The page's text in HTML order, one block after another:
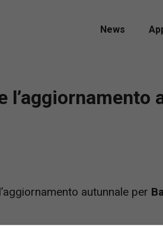
News
autunnale per